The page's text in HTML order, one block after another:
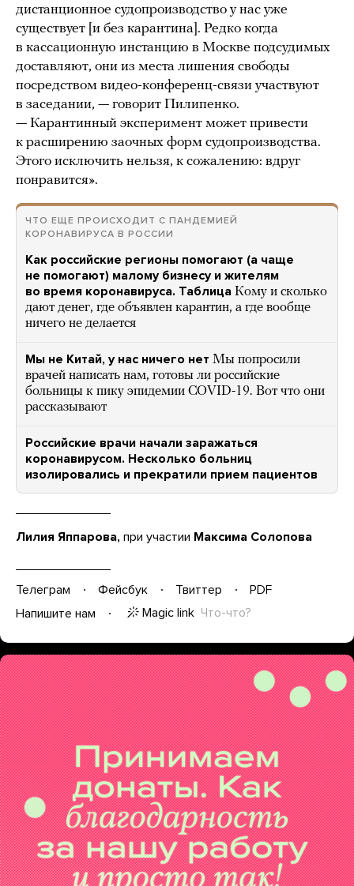
дистанционное судопроизводство у нас уже
существует [и без карантина]. Редко когда
в кассационную инстанцию в Москве подсудимых
доставляют, они из места лишения свободы
посредством видео-конференц-связи участвуют
в заседании, — говорит Пилипенко.
— Карантинный эксперимент может привести
к расширению заочных форм судопроизводства.
Этого исключить нельзя, к сожалению: вдруг
понравится».
ЧТО ЕЩЕ ПРОИСХОДИТ С ПАНДЕМИЕЙ
КОРОНАВИРУСА В РОССИИ
Как российские регионы помогают (а чаще
не помогают) малому бизнесу и жителям
во время коронавируса. Таблица Кому и сколько
дают денег, где объявлен карантин, а где вообще
ничего не делается
Мы не Китай, у нас ничего нет Мы попросили
врачей написать нам, готовы ли российские
больницы к пику эпидемии COVID-19. Вот что они
рассказывают
Российские врачи начали заражаться
коронавирусом. Несколько больниц
изолировались и прекратили прием пациентов
Лилия Яппарова, при участии Максима Солопова
Телеграм Фейсбук Твиттер
PDF
Напишите нам
Magic link Что-что?